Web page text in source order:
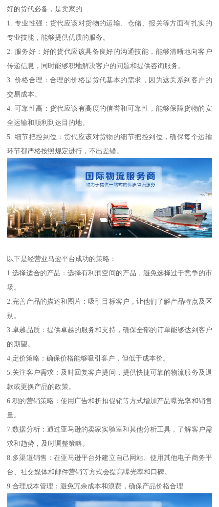
好的货代必备，是卖家的
1. 专业性强：货代应该对货物的运输、仓储、报关等方面有扎实的
专业技能，能够提供优质的服务。
2. 服务好：好的货代应该具备良好的沟通技能，能够清晰地向客户
传递信息，同时能够积地解决客户的问题和提供咨询服务。
3. 价格合理：合理的价格是货代基本的需求，因为这关系到客户的
交易成本。
4. 可靠性高：货代应该有高度的信誉和可靠性，能够保障货物的安
全运输和顺利到达目的地。
5. 细节把控到位：货代应该对货物的细节把控到位，确保每个运输
环节都严格按照规定进行，不出差错。
以下是经营亚马逊平台成功的策略：
1.选择适合的产品：选择有利润空间的产品，避免选择过于竞争的市
场。
2.完善产品的描述和图片：吸引目标客户，让他们了解产品特点及区
别。
3.卓越品质：提供卓越的服务和支持，确保全部的订单能够达到客户
的期望。
4.定价策略：确保价格能够吸引客户，但低于成本价。
5.关注客户需求：及时回复客户提问，提供快捷可靠的物流服务及退
款或更换产品的政策。
6.积的营销策略：使用广告和折扣促销等方式增加产品曝光率和销售
量。
7.数据分析：通过亚马逊的卖家实验室和其他分析工具，了解客户需
求和趋势，及时调整策略。
8.多渠道销售：在亚马逊平台外建立自己网站、使用其他电子商务平
台、社交媒体和邮件营销等方式会提高曝光率和口碑。
9.合理成本管理：避免冗余成本和浪费，确保产品价格合理